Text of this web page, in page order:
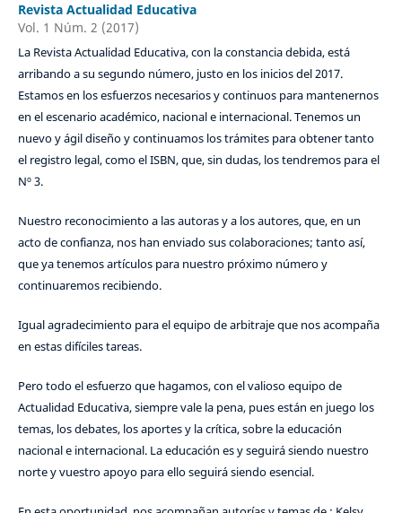
Revista Actualidad Educativa
Vol. 1 Núm. 2 (2017)
La Revista Actualidad Educativa, con la constancia debida, está
arribando a su segundo número, justo en los inicios del 2017.
Estamos en los esfuerzos necesarios y continuos para mantenernos
en el escenario académico, nacional e internacional. Tenemos un
nuevo y ágil diseño y continuamos los trámites para obtener tanto
el registro legal, como el ISBN, que, sin dudas, los tendremos para el
Nº 3.
Nuestro reconocimiento a las autoras y a los autores, que, en un
acto de confianza, nos han enviado sus colaboraciones; tanto así,
que ya tenemos artículos para nuestro próximo número y
continuaremos recibiendo.
Igual agradecimiento para el equipo de arbitraje que nos acompaña
en estas difíciles tareas.
Pero todo el esfuerzo que hagamos, con el valioso equipo de
Actualidad Educativa, siempre vale la pena, pues están en juego los
temas, los debates, los aportes y la crítica, sobre la educación
nacional e internacional. La educación es y seguirá siendo nuestro
norte y vuestro apoyo para ello seguirá siendo esencial.